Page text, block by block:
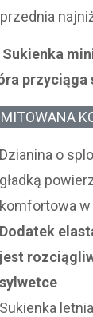
wynosiła:
79,99 zł.
Sukienka
przyciąga
Dzianina o
gładką
komfortowa
Dodatek
jest
sylwetce
Sukienka